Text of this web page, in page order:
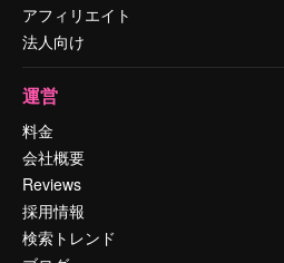
アフィリエイト
法人向け
運営
料金
会社概要
Reviews
採用情報
検索トレンド